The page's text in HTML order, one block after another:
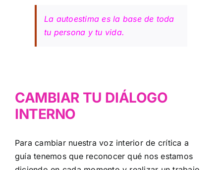
La autoestima es la base de toda
tu persona y tu vida.
CAMBIAR TU DIÁLOGO
INTERNO
Para cambiar nuestra voz interior de crítica a
guía tenemos que reconocer qué nos estamos